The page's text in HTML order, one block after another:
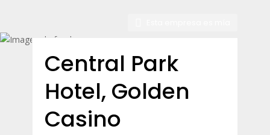
Central Park
Hotel, Golden
Casino